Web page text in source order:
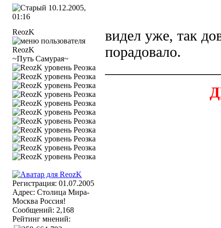
10.12.2005,
01:16
ReozK
~Путь Самурая~
Регистрация: 01.07.2005
Адрес: Столица Мира-
Москва Россия!
Сообщений: 2,168
Рейтинг мнений:
видел уже, так
порадовало.